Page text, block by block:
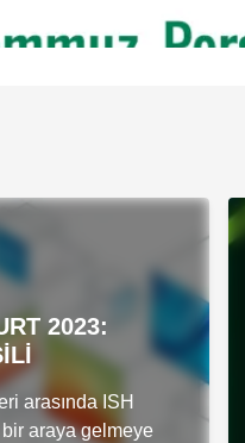
2023:
arasında ISH
araya gelmeye